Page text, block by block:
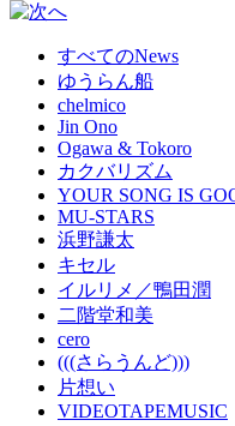
すべてのNews
ゆうらん船
chelmico
Jin Ono
Ogawa & Tokoro
カクバリズム
YOUR SONG IS
MU-STARS
浜野謙太
キセル
イルリメ／鴨田潤
二階堂和美
cero
(((さらうんど)))
片想い
VIDEOTAPEMUSIC